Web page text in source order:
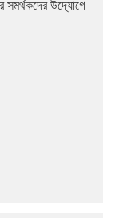
সমর্থকদের উদ্যোগে